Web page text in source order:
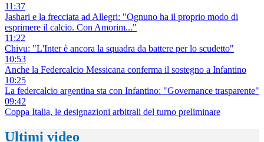
11:37
Jashari e la frecciata ad Allegri: "Ognuno ha il proprio modo di
esprimere il calcio. Con Amorim..."
11:22
Chivu: "L'Inter è ancora la squadra da battere per lo scudetto"
10:53
Anche la Federcalcio Messicana conferma il sostegno a Infantino
10:25
La federcalcio argentina sta con Infantino: "Governance trasparente"
09:42
Coppa Italia, le designazioni arbitrali del turno preliminare
Ultimi video